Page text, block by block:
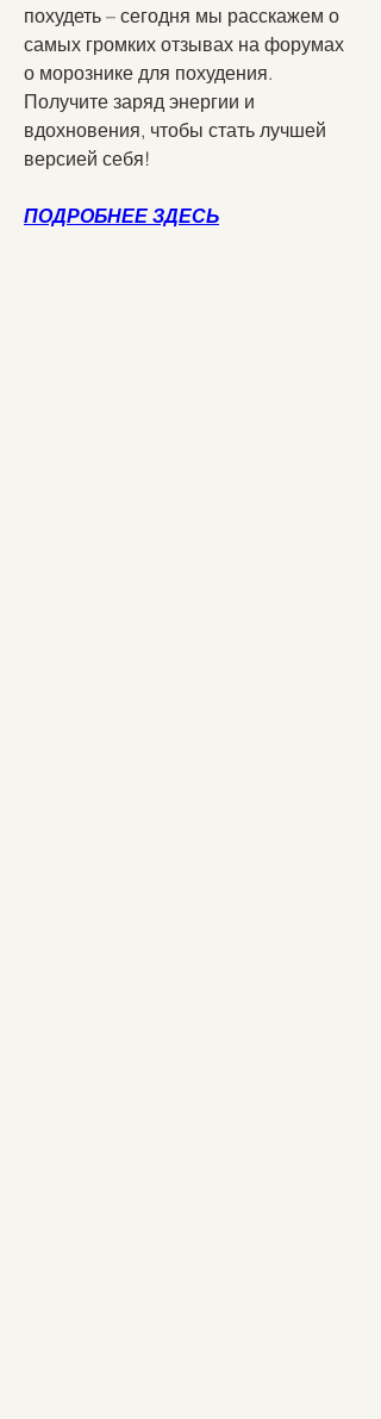
похудеть – сегодня мы расскажем о
самых громких отзывах на форумах
о морознике для похудения.
Получите заряд энергии и
вдохновения, чтобы стать лучшей
версией себя!
ПОДРОБНЕЕ ЗДЕСЬ